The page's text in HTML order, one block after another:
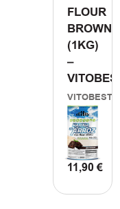
FLOUR
BROWNIE
(1KG)
–
VITOBEST
VITOBEST
11,90€
ΠΡΟΣΘΗΚΗ